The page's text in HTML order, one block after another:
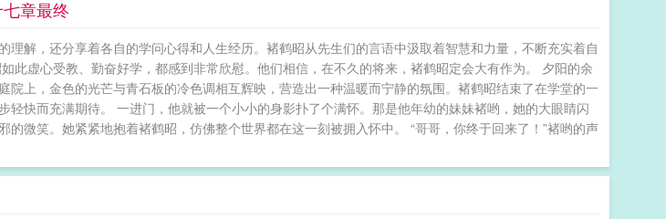
章最终
理解，还分享着各自的学问心得和人生经历。褚鹤昭从先生们的言语中汲取着智慧和力量，不断充实着自
此虚心受教、勤奋好学，都感到非常欣慰。他们相信，在不久的将来，褚鹤昭定会大有作为。 夕阳的余
院上，金色的光芒与青石板的冷色调相互辉映，营造出一种温暖而宁静的氛围。褚鹤昭结束了在学堂的一
轻快而充满期待。 一进门，他就被一个小小的身影扑了个满怀。那是他年幼的妹妹褚哟，她的大眼睛闪
的微笑。她紧紧地抱着褚鹤昭，仿佛整个世界都在这一刻被拥入怀中。 “哥哥，你终于回来了！”褚哟的声